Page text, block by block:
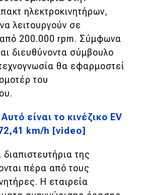
ηλεκτροκινητήρων,
λειτουργούν σε
200.000 rpm. Σύμφωνα
διευθύνοντα σύμβουλο
θα εφαρμοστεί
του
Αυτό είναι το κινέζικο EV
km/h [video]
της
πέρα ​​από τους
Η εταιρεία